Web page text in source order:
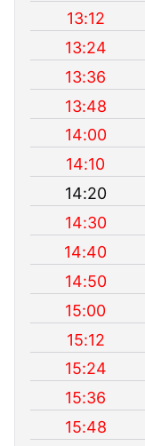
13:12
13:24
13:36
13:48
14:00
14:10
14:20
14:30
14:40
14:50
15:00
15:12
15:24
15:36
15:48